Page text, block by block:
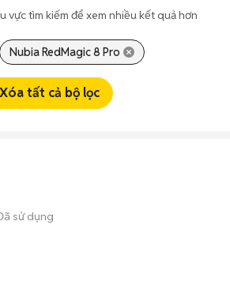
vực tìm kiếm để xem nhiều kết quả hơn
Nubia RedMagic 8 Pro
Xóa tất cả bộ lọc
sử dụng